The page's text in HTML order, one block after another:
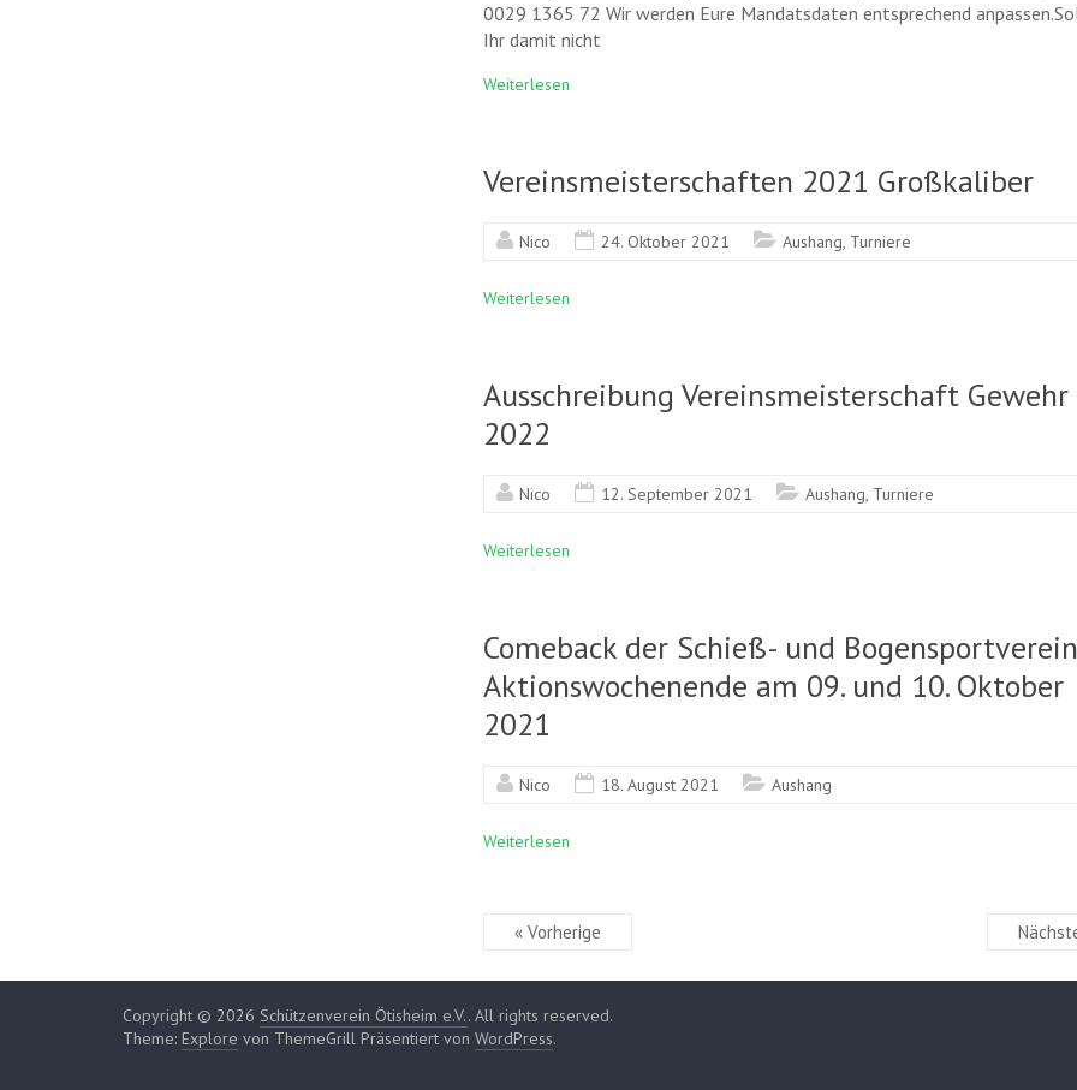
0029 1365 72 Wir werden Eure Mandatsdaten entsprechend
Ihr damit nicht
Weiterlesen
Vereinsmeisterschaften 2021 Großkaliber
Nico 24. Oktober 2021 Aushang, Turniere
Weiterlesen
Ausschreibung Vereinsmeisterschaft Gewehr
2022
Nico 12. September 2021 Aushang, Turniere
Weiterlesen
Comeback der Schieß- und
Aktionswochenende am 09. und 10. Oktober
2021
Nico 18. August 2021 Aushang
Weiterlesen
« Vorherige
Copyright © 2026 Schützenverein Ötisheim e.V.. All rights reserved.
Theme: Explore von ThemeGrill Präsentiert von WordPress.